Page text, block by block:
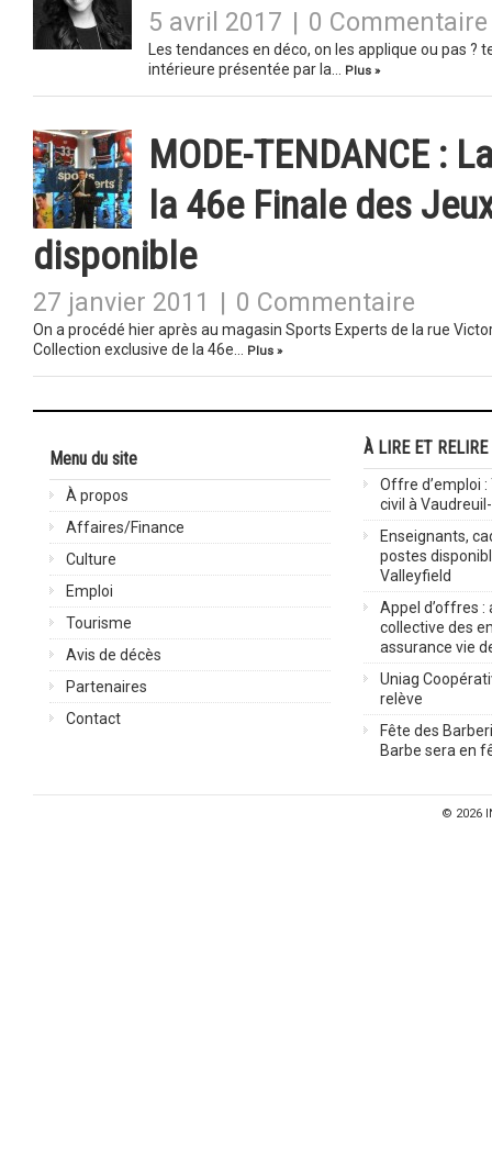
5 avril 2017 0 Commentaire
Les tendances en déco, on les applique ou pas
intérieure présentée par la…
Plus »
MODE-TENDANCE :
la 46e Finale des
disponible
27 janvier 2011 0 Commentaire
On a procédé hier après au magasin Sports Experts de la rue
Collection exclusive de la 46e…
Plus »
Menu du site
À propos
Affaires/Finance
Culture
Emploi
Tourisme
Avis de décès
Partenaires
Contact
À LIRE ET RELIRE
Offre d’emploi
civil à
Enseignants,
postes
Valleyfield
Appel d’offres :
collective des
assurance vie
Uniag
relève
Fête des
Barbe sera en
© 2026